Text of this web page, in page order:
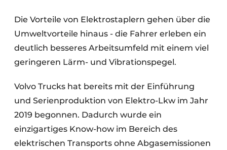
Die Vorteile von Elektrostaplern gehen über die
Umweltvorteile hinaus - die Fahrer erleben ein
deutlich besseres Arbeitsumfeld mit einem viel
geringeren Lärm- und Vibrationspegel.
Volvo Trucks hat bereits mit der Einführung
und Serienproduktion von Elektro-Lkw im Jahr
2019 begonnen. Dadurch wurde ein
einzigartiges Know-how im Bereich des
elektrischen Transports ohne Abgasemissionen